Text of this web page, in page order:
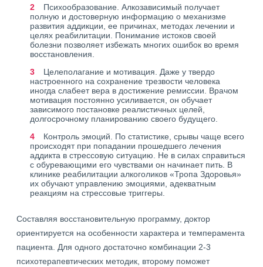
Психообразование. Алкозависимый получает
полную и достоверную информацию о механизме
развития аддикции, ее причинах, методах лечении и
целях реабилитации. Понимание истоков своей
болезни позволяет избежать многих ошибок во время
восстановления.
Целеполагание и мотивация. Даже у твердо
настроенного на сохранение трезвости человека
иногда слабеет вера в достижение ремиссии. Врачом
мотивация постоянно усиливается, он обучает
зависимого постановке реалистичных целей,
долгосрочному планированию своего будущего.
Контроль эмоций. По статистике, срывы чаще всего
происходят при попадании прошедшего лечения
аддикта в стрессовую ситуацию. Не в силах справиться
с обуревающими его чувствами он начинает пить. В
клинике реабилитации алкоголиков «Тропа Здоровья»
их обучают управлению эмоциями, адекватным
реакциям на стрессовые триггеры.
Составляя восстановительную программу, доктор
ориентируется на особенности характера и темперамента
пациента. Для одного достаточно комбинации 2-3
психотерапевтических методик, второму поможет